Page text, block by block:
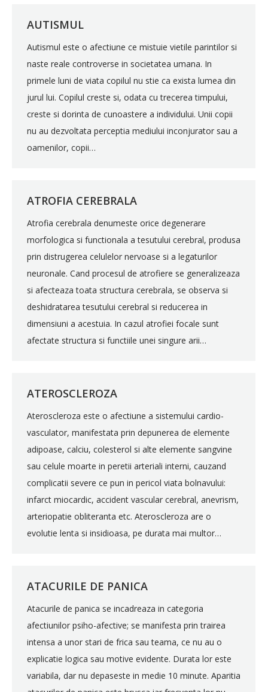
AUTISMUL
Autismul este o afectiune ce mistuie vietile parintilor si
naste reale controverse in societatea umana. In
primele luni de viata copilul nu stie ca exista lumea din
jurul lui. Copilul creste si, odata cu trecerea timpului,
creste si dorinta de cunoastere a individului. Unii copii
nu au dezvoltata perceptia mediului inconjurator sau a
oamenilor, copii…
ATROFIA CEREBRALA
Atrofia cerebrala denumeste orice degenerare
morfologica si functionala a tesutului cerebral, produsa
prin distrugerea celulelor nervoase si a legaturilor
neuronale. Cand procesul de atrofiere se generalizeaza
si afecteaza toata structura cerebrala, se observa si
deshidratarea tesutului cerebral si reducerea in
dimensiuni a acestuia. In cazul atrofiei focale sunt
afectate structura si functiile unei singure arii…
ATEROSCLEROZA
Ateroscleroza este o afectiune a sistemului cardio-
vasculator, manifestata prin depunerea de elemente
adipoase, calciu, colesterol si alte elemente sangvine
sau celule moarte in peretii arteriali interni, cauzand
complicatii severe ce pun in pericol viata bolnavului:
infarct miocardic, accident vascular cerebral, anevrism,
arteriopatie obliteranta etc. Ateroscleroza are o
evolutie lenta si insidioasa, pe durata mai multor…
ATACURILE DE PANICA
Atacurile de panica se incadreaza in categoria
afectiunilor psiho-afective; se manifesta prin trairea
intensa a unor stari de frica sau teama, ce nu au o
explicatie logica sau motive evidente. Durata lor este
variabila, dar nu depaseste in medie 10 minute. Aparitia